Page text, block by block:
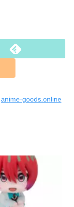
anime-goods.online